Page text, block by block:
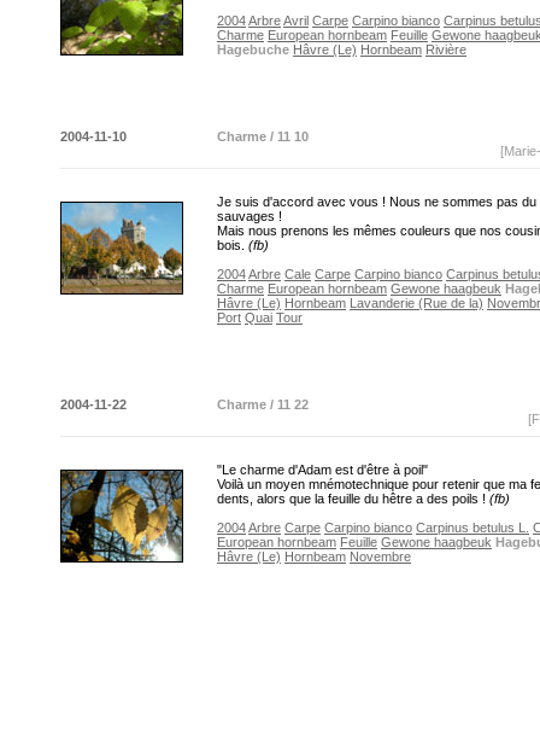
2004ArbreAvril Carpe Carpino bianco Carpinus
Charme European hornbeam Feuille Gewone
Hagebuche Hâvre (Le) Hornbeam Rivière
2004-11-10
Charme / 11 10
Je suis d'accord avec vous ! Nous ne sommes pas du
sauvages !
Mais nous prenons les mêmes couleurs que nos
bois. (fb)
2004Arbre Cale Carpe Carpino bianco Carpinus
Charme European hornbeam Gewone haagbeuk
Hâvre (Le) Hornbeam Lavanderie (Rue de la)
Port Quai Tour
2004-11-22
Charme / 11 22
"Le charme d'Adam est d'être à poil"
Voilà un moyen mnémotechnique pour retenir que ma
dents, alors que la feuille du hêtre a des poils ! (fb)
2004Arbre Carpe Carpino bianco Carpinus betulus L.
European hornbeam Feuille Gewone haagbeuk
Hâvre (Le) Hornbeam Novembre